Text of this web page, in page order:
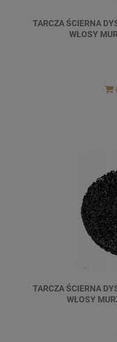
TARCZA ŚCIERNA
WŁOSY
TARCZA ŚCIERNA
WŁOSY